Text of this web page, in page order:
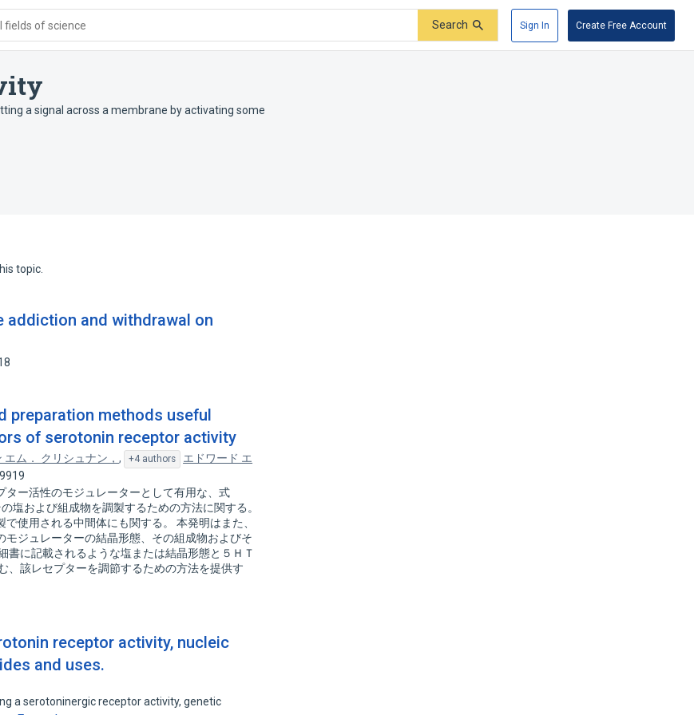
fields of science Search Sign In Create Free Account
a signal across a membrane by activating some
topic.
addiction and withdrawal on
preparation methods useful
of serotonin receptor activity
エム． クリシュナン，, +4 authors
エドワード エ
ー活性のモジュレーターとして有用な、式
塩および組成物を調製するための方法に関する。
使用される中間体にも関する。 本発明はまた、
モジュレーターの結晶形態、その組成物およびそ
書に記載されるような塩または結晶形態と５ＨＴ
、該レセプターを調節するための方法を提供す
receptor activity, nucleic
and uses.
a serotoninergic receptor activity, genetic